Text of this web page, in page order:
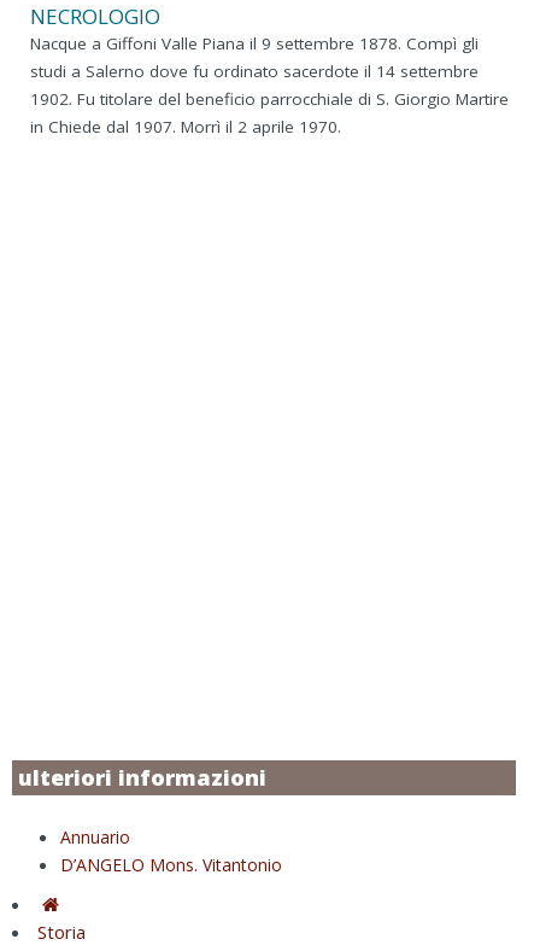
NECROLOGIO
Nacque a Giffoni Valle Piana il 9 settembre 1878. Compì gli
studi a Salerno dove fu ordinato sacerdote il 14 settembre
1902. Fu titolare del beneficio parrocchiale di S. Giorgio Martire
in Chiede dal 1907. Morrì il 2 aprile 1970.
ulteriori informazioni
Annuario
D’ANGELO Mons. Vitantonio
Storia